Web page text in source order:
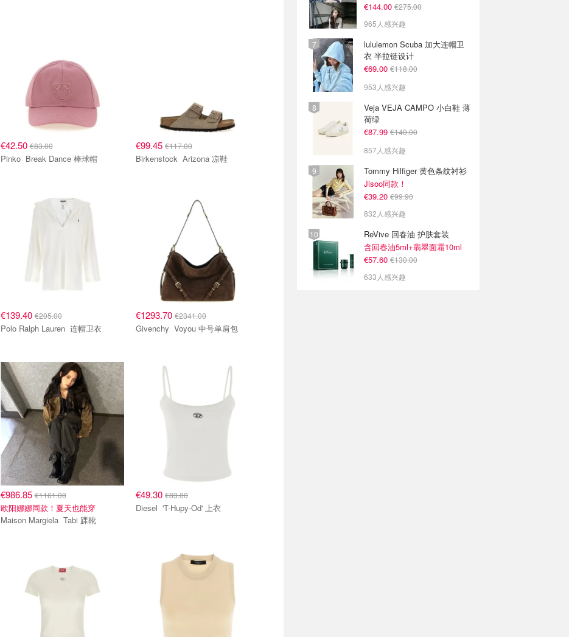
€42.50€83.00
Pinko Break Dance 棒球帽
€99.45 €117.00
Birkenstock Arizona 凉鞋
€139.40€205.00
Polo Ralph Lauren 连帽卫衣
€1293.70 €2341.00
Givenchy Voyou 中号单肩包
€986.85€1161.00
欧阳娜娜同款！夏天也能穿
Maison Margiela Tabi 踝靴
€49.30 €83.00
Diesel 'T-Hupy-Od' 上衣
€144.00 €275.00
965人感兴趣
lululemon Scuba 加大连帽卫
衣 半拉链设计
€69.00 €118.00
953人感兴趣
Veja VEJA CAMPO 小白鞋 薄
荷绿
€87.99 €140.00
857人感兴趣
Tommy Hilfiger 黄色条纹衬衫
Jisoo同款！
€39.20 €99.90
832人感兴趣
ReVive 回春油 护肤套装
含回春油5ml+翡翠面霜10ml
€57.60 €130.00
633人感兴趣